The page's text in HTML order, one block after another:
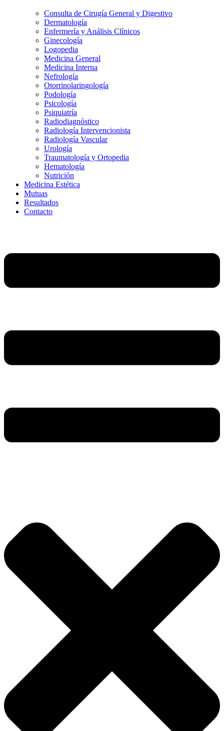
Consulta de Cirugía General y Digestivo
Dermatología
Enfermería y Análisis Clínicos
Ginecología
Logopedia
Medicina General
Medicina Interna
Nefrología
Otorrinolaringología
Podología
Psicología
Psiquiatría
Radiodiagnóstico
Radiología Intervencionista
Radiología Vascular
Urología
Traumatología y Ortopedia
Hematología
Nutrición
Medicina Estética
Mutuas
Resultados
Contacto